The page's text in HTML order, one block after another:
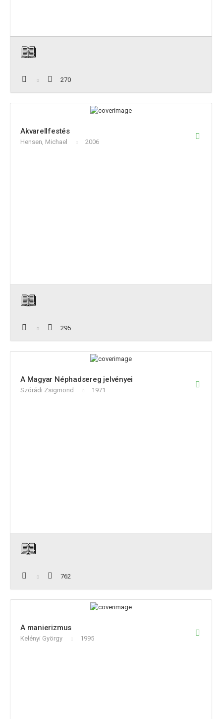
270
Akvarellfestés
Hensen, Michael 2006
295
A Magyar Néphadsereg jelvényei
Szórádi Zsigmond 1971
762
A manierizmus
Kelényi György 1995